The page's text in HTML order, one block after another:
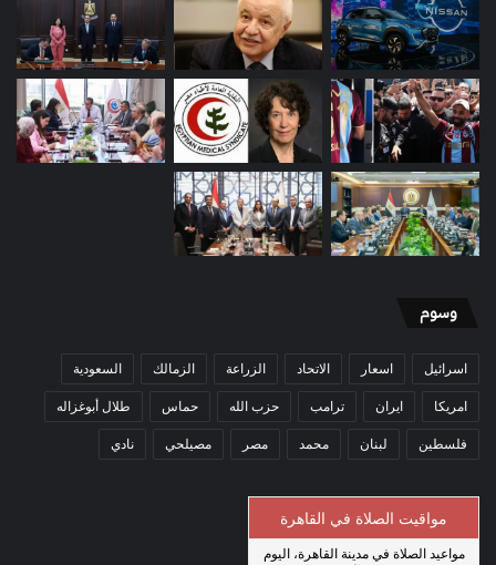
وسوم
اسرائيل اسعار الاتحاد الزراعة الزمالك السعودية
امريكا ايران ترامب حزب الله حماس طلال أبوغزاله
فلسطين لبنان محمد مصر مصيلحي نادي